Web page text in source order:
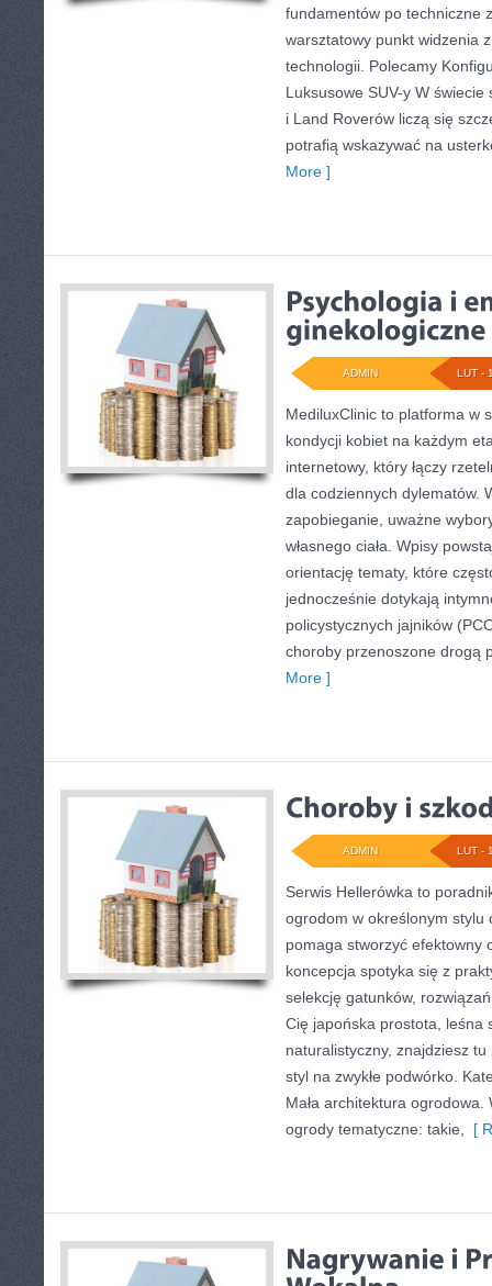
fundamentów po techniczne
warsztatowy punkt widzenia
technologii. Polecamy
Luksusowe SUV-y W
i Land Roverów liczą się
potrafią wskazywać na
More ]
LUT -
ADMIN
MediluxClinic to platforma w
kondycji kobiet na każdym
internetowy, który łączy
dla codziennych dylematów.
zapobieganie, uważne
własnego ciała. Wpisy
orientację tematy, które
jednocześnie dotykają
policystycznych jajników
choroby przenoszone drogą
More ]
LUT -
ADMIN
Serwis Hellerówka to
ogrodom w określonym stylu
pomaga stworzyć efektowny
koncepcja spotyka się z
selekcję gatunków,
Cię japońska prostota, leśna
naturalistyczny, znajdziesz
styl na zwykłe podwórko.
Mała architektura
ogrody tematyczne: takie,
[